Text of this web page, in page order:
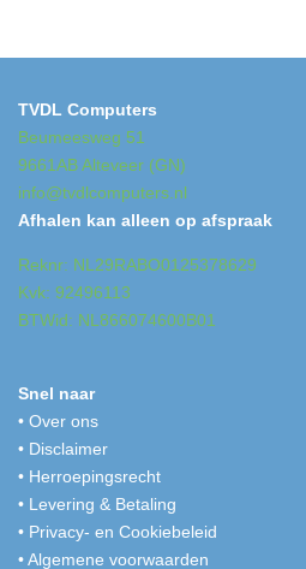
TVDL Computers
Beumeesweg 51
9661AB Alteveer (GN)
info@tvdlcomputers.nl
Afhalen kan alleen op afspraak
Reknr: NL29RABO0125378629
Kvk: 92496113
BTWid: NL866074600B01
Snel naar
• Over ons
• Disclaimer
• Herroepingsrecht
• Levering & Betaling
• Privacy- en Cookiebeleid
•Algemene voorwaarden